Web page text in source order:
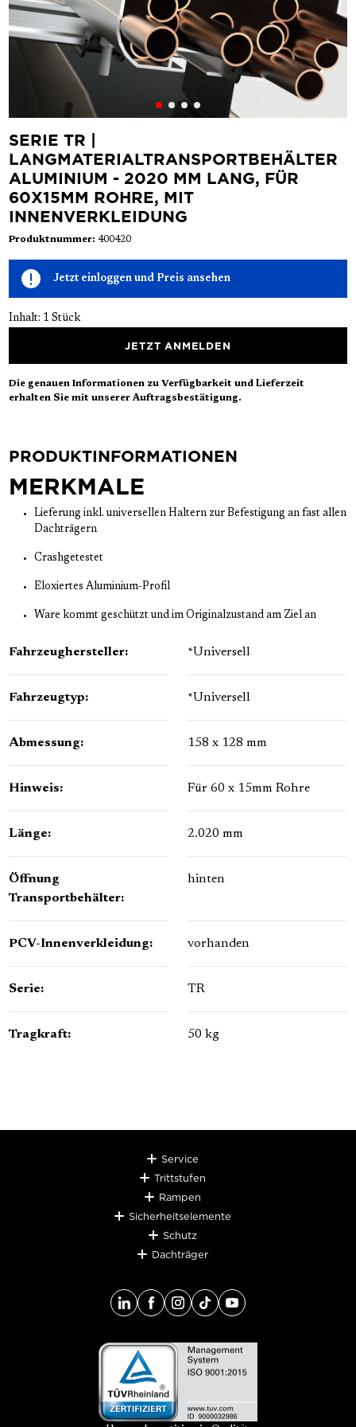
SERIE TR |
LANGMATERIALTRANSPORTBEHÄLTER
ALUMINIUM - 2020 MM LANG, FÜR
60X15MM ROHRE, MIT
INNENVERKLEIDUNG
Produktnummer: 400420
Jetzt einloggen und Preis ansehen
Inhalt: 1 Stück
JETZT ANMELDEN
Die genauen Informationen zu Verfügbarkeit und Lieferzeit
erhalten Sie mit unserer Auftragsbestätigung.
PRODUKTINFORMATIONEN
MERKMALE
Lieferung inkl. universellen Haltern zur Befestigung an fast allen
Dachträgern
Crashgetestet
Eloxiertes Aluminium-Profil
Ware kommt geschützt und im Originalzustand am Ziel an
Fahrzeughersteller: *Universell
Fahrzeugtyp: *Universell
Abmessung: 158 x 128 mm
Hinweis: Für 60 x 15mm Rohre
Länge: 2.020 mm
Öffnung
Transportbehälter:
hinten
PCV-Innenverkleidung: vorhanden
Serie: TR
Tragkraft: 50 kg
Service
Trittstufen
Rampen
Sicherheitselemente
Schutz
Dachträger